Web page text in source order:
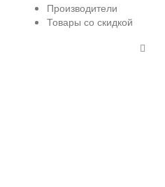
Производители
Товары со скидкой